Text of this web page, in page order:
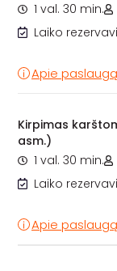
1 val. 30 min.
Laiko
Apie paslaugą
Kirpimas
asm.)
1 val. 30 min.
Laiko
Apie paslaugą